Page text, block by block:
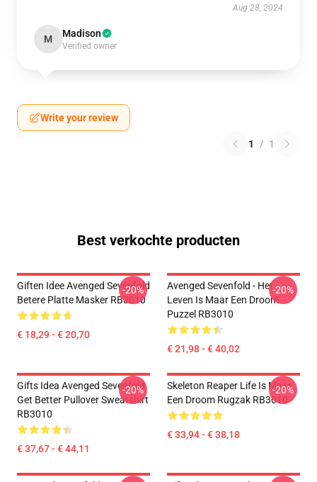
Aug 28, 2024
M Madison
Verified owner
Write your review
1 / 1
Best verkochte producten
Giften Idee Avenged Sevenfold
Betere Platte Masker RB3010
€ 18,29 - € 20,70
-20%
Avenged Sevenfold - Het
Leven Is Maar Een Droom
Puzzel RB3010
€ 21,98 - € 40,02
-20%
Gifts Idea Avenged Sevenfold
Get Better Pullover Sweatshirt
RB3010
€ 37,67 - € 44,11
-20%
Skeleton Reaper Life Is Maar
Een Droom Rugzak RB3010
€ 33,94 - € 38,18
-20%